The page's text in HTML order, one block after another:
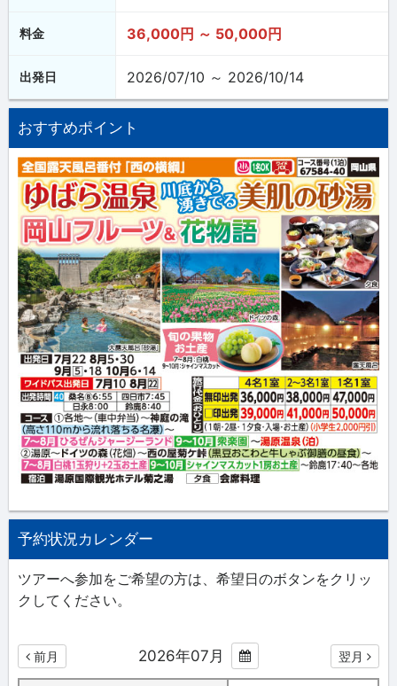
料金 36,000円 ～ 50,000円
出発日 2026/07/10 ～ 2026/10/14
おすすめポイント
予約状況カレンダー
ツアーへ参加をご希望の方は、希望日のボタンをクリッ
クしてください。
前月 2026年07月 翌月